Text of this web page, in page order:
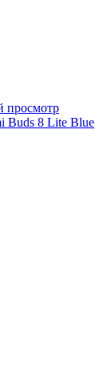
просмотр
Buds 8 Lite Blue